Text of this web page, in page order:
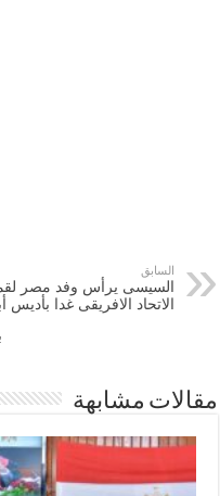
السابق
السيسى يرأس وفد مصر
الاتحاد الافريقى غدا بأديس
مقالات مشابهة